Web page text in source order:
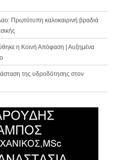
Πρωτότυπη καλοκαιρινή βραδιά
η Κοινή Απόφαση | Αυξημένα
της υδροδότησης στον